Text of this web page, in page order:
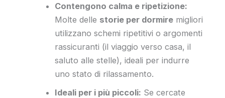
Contengono calma e ripetizione:
Molte delle storie per dormire migliori
utilizzano schemi ripetitivi o argomenti
rassicuranti (il viaggio verso casa, il
saluto alle stelle), ideali per indurre
uno stato di rilassamento.
Ideali per i più piccoli: Se cercate